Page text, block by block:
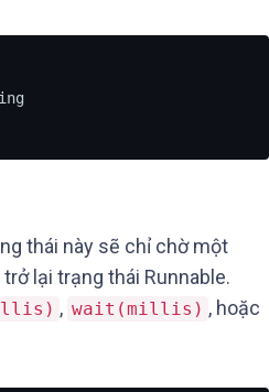
thái này sẽ chỉ chờ một
lại trạng thái Runnable.
, wait(millis) , hoặc